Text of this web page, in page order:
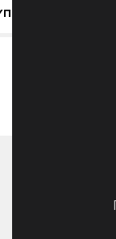
Αρχική σελίδα
Διαθέσιμο